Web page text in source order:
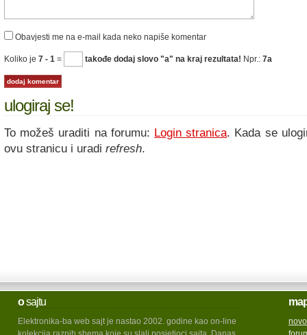
Obavjesti me na e-mail kada neko napiše komentar
Koliko je 7 - 1 = takođe dodaj slovo "a" na kraj rezultata! Npr.: 7a
ulogiraj se!
To možeš uraditi na forumu: Login stranica. Kada se
ovu stranicu i uradi refresh.
osajtu
Elektronika-ba web sajt je nastao 2002. godine kao on-line